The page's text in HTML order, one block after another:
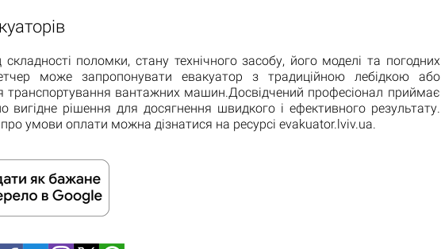
поломки, стану технічного засобу, його моделі та погодних
може запропонувати евакуатор з традиційною лебідкою або
транспортування вантажних машин.Досвідчений професіонал приймає
вигідне рішення для досягнення швидкого і ефективного результату.
умови оплати можна дізнатися на ресурсі evakuator.lviv.ua.